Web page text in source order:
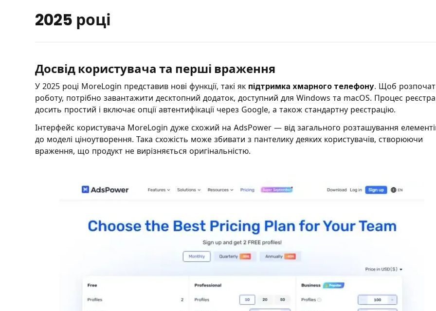
2025 році
Досвід користувача та перші враження
У 2025 році MoreLogin представив нові функції, такі як підтримка хмарного телефону. Щоб
роботу, потрібно завантажити десктопний додаток, доступний для Windows та macOS. Процес
досить простий і включає опції автентифікації через Google, а також стандартну реєстрацію.
Інтерфейс користувача MoreLogin дуже схожий на AdsPower — від загального розташування
до моделі ціноутворення. Така схожість може збивати з пантелику деяких користувачів, створюючи
враження, що продукт не вирізняється оригінальністю.